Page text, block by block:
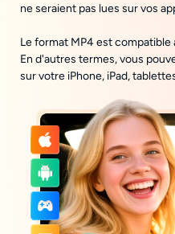
ne seraient pas lues sur vos
Le format MP4 est
En d'autres termes, vous
sur votre iPhone, iPad,